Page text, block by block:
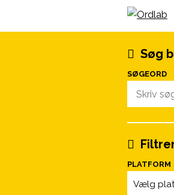
Spring til
Søg
SØGEORD
PLATFORM
Vælg